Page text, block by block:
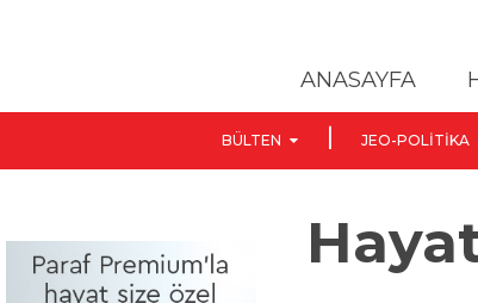
ANASAYFA
BÜLTEN JEO-POLITIKA